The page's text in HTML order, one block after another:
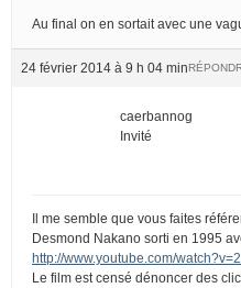
Au final on en sortait avec une
24 février 2014 à 9 h 04 min
caerbannog
Invité
Il me semble que vous faites
Desmond Nakano sorti en 1995
http://www.youtube.com/
Le film est censé dénoncer des